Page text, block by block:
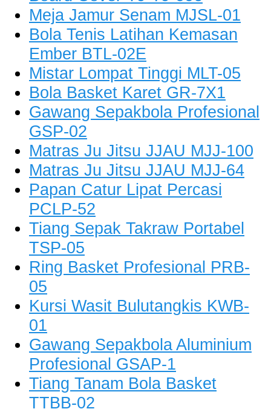
Meja Jamur Senam MJSL-01
Bola Tenis Latihan Kemasan
Ember BTL-02E
Mistar Lompat Tinggi MLT-05
Bola Basket Karet GR-7X1
Gawang Sepakbola Profesional
GSP-02
Matras Ju Jitsu JJAU MJJ-100
Matras Ju Jitsu JJAU MJJ-64
Papan Catur Lipat Percasi
PCLP-52
Tiang Sepak Takraw Portabel
TSP-05
Ring Basket Profesional PRB-
05
Kursi Wasit Bulutangkis KWB-
01
Gawang Sepakbola Aluminium
Profesional GSAP-1
Tiang Tanam Bola Basket
TTBB-02